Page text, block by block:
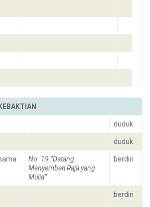
duduk
duduk
No. 19 “Datang
Menyembah Raja yang
Mulia”
berdiri
berdiri